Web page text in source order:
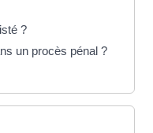
?
un procès pénal ?